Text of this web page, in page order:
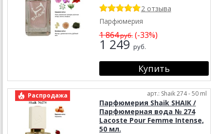
2 отзыва
Парфюмерия
1 864руб.(-33%)
1 249 руб.
Распродажа арт.: Shaik 274 - 50 ml
Парфюмерия Shaik SHAIK /
Парфюмерная вода № 274
Lacoste Pour Femme Intense,
50 мл.